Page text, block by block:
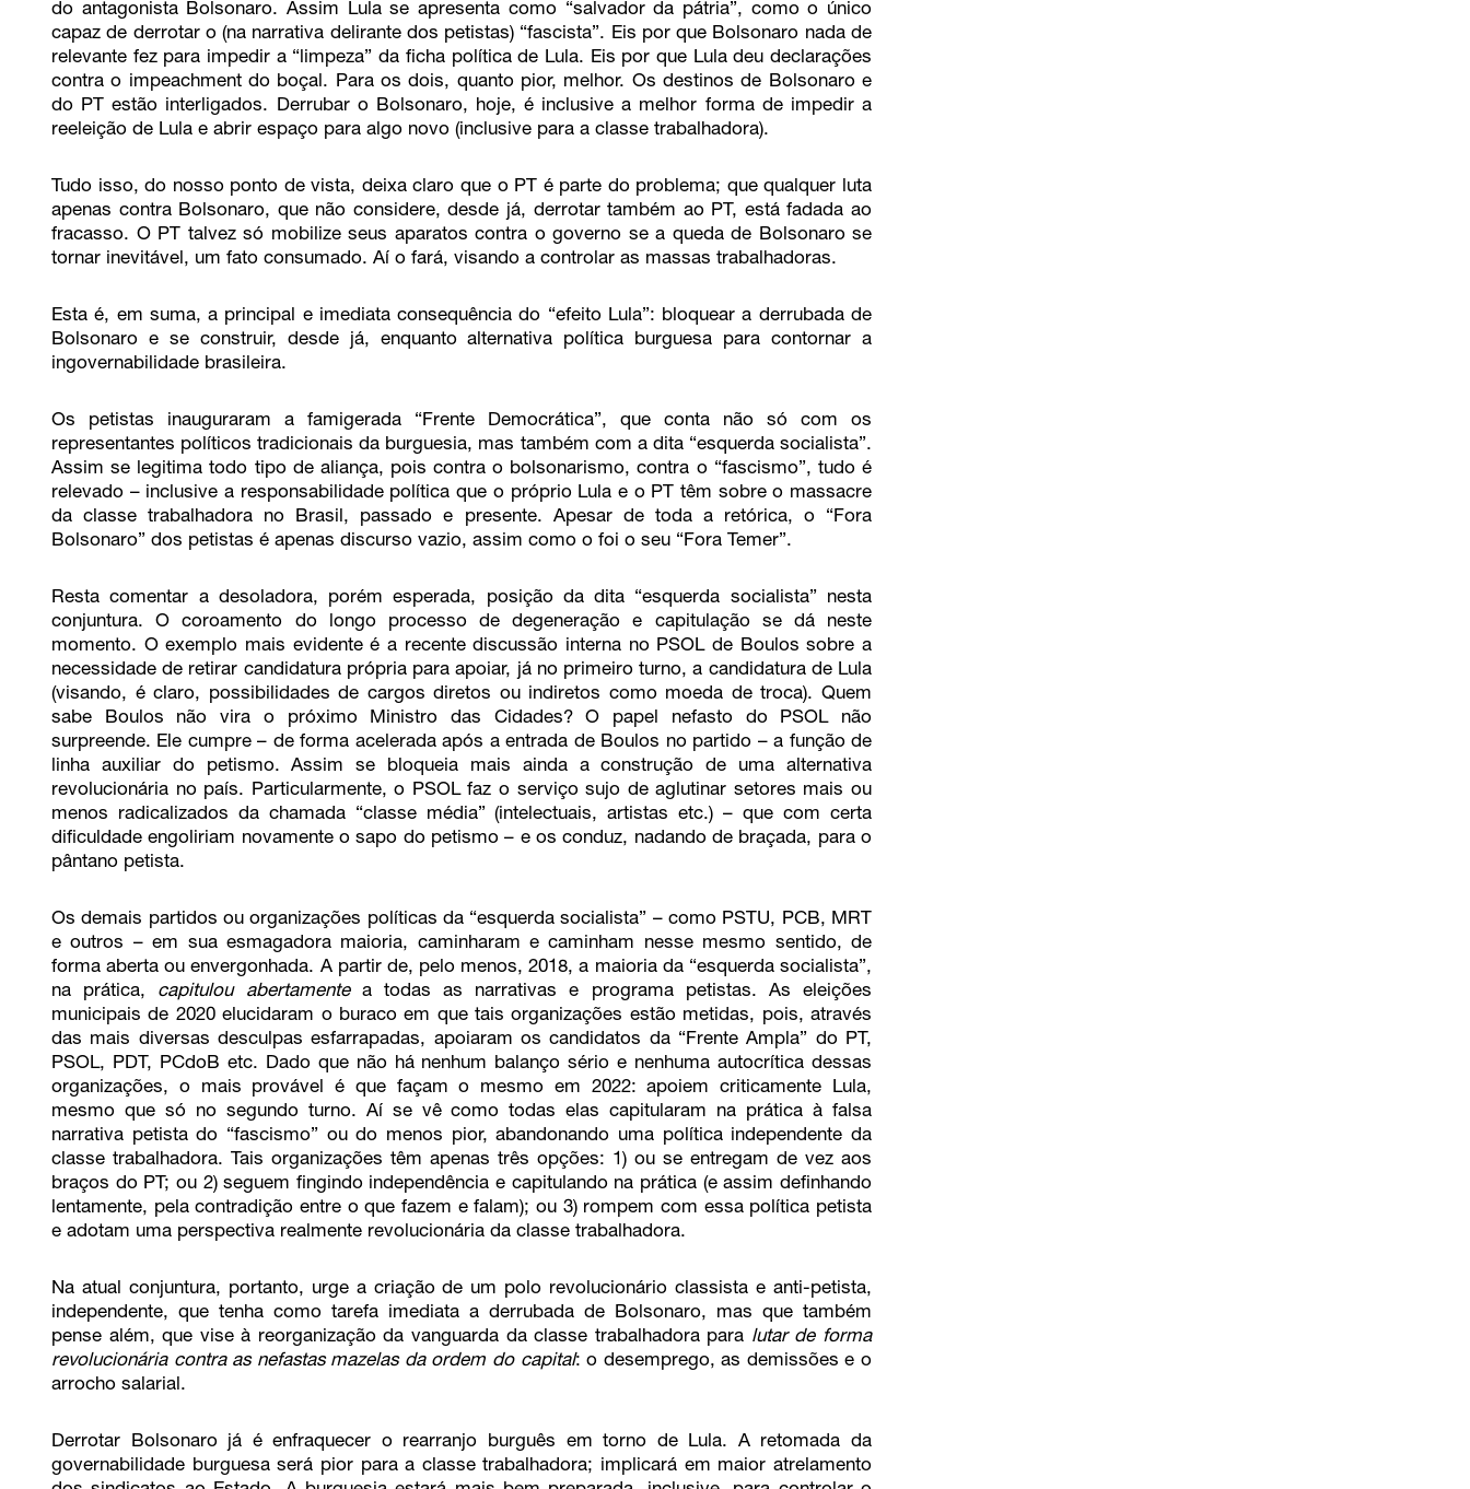
do antagonista Bolsonaro. Assim Lula se apresenta como “salvador da pátria”, como o único
capaz de derrotar o (na narrativa delirante dos petistas) “fascista”. Eis por que Bolsonaro nada de
relevante fez para impedir a “limpeza” da ficha política de Lula. Eis por que Lula deu declarações
contra o impeachment do boçal. Para os dois, quanto pior, melhor. Os destinos de Bolsonaro e
do PT estão interligados. Derrubar o Bolsonaro, hoje, é inclusive a melhor forma de impedir a
reeleição de Lula e abrir espaço para algo novo (inclusive para a classe trabalhadora).
Tudo isso, do nosso ponto de vista, deixa claro que o PT é parte do problema; que qualquer luta
apenas contra Bolsonaro, que não considere, desde já, derrotar também ao PT, está fadada ao
fracasso. O PT talvez só mobilize seus aparatos contra o governo se a queda de Bolsonaro se
tornar inevitável, um fato consumado. Aí o fará, visando a controlar as massas trabalhadoras.
Esta é, em suma, a principal e imediata consequência do “efeito Lula”: bloquear a derrubada de
Bolsonaro e se construir, desde já, enquanto alternativa política burguesa para contornar a
ingovernabilidade brasileira.
Os petistas inauguraram a famigerada “Frente Democrática”, que conta não só com os
representantes políticos tradicionais da burguesia, mas também com a dita “esquerda socialista”.
Assim se legitima todo tipo de aliança, pois contra o bolsonarismo, contra o “fascismo”, tudo é
relevado – inclusive a responsabilidade política que o próprio Lula e o PT têm sobre o massacre
da classe trabalhadora no Brasil, passado e presente. Apesar de toda a retórica, o “Fora
Bolsonaro” dos petistas é apenas discurso vazio, assim como o foi o seu “Fora Temer”.
Resta comentar a desoladora, porém esperada, posição da dita “esquerda socialista” nesta
conjuntura. O coroamento do longo processo de degeneração e capitulação se dá neste
momento. O exemplo mais evidente é a recente discussão interna no PSOL de Boulos sobre a
necessidade de retirar candidatura própria para apoiar, já no primeiro turno, a candidatura de Lula
(visando, é claro, possibilidades de cargos diretos ou indiretos como moeda de troca). Quem
sabe Boulos não vira o próximo Ministro das Cidades? O papel nefasto do PSOL não
surpreende. Ele cumpre – de forma acelerada após a entrada de Boulos no partido – a função de
linha auxiliar do petismo. Assim se bloqueia mais ainda a construção de uma alternativa
revolucionária no país. Particularmente, o PSOL faz o serviço sujo de aglutinar setores mais ou
menos radicalizados da chamada “classe média” (intelectuais, artistas etc.) – que com certa
dificuldade engoliriam novamente o sapo do petismo – e os conduz, nadando de braçada, para o
pântano petista.
Os demais partidos ou organizações políticas da “esquerda socialista” – como PSTU, PCB, MRT
e outros – em sua esmagadora maioria, caminharam e caminham nesse mesmo sentido, de
forma aberta ou envergonhada. A partir de, pelo menos, 2018, a maioria da “esquerda socialista”,
na prática, capitulou abertamentea todas as narrativas e programa petistas. As eleições
municipais de 2020 elucidaram o buraco em que tais organizações estão metidas, pois, através
das mais diversas desculpas esfarrapadas, apoiaram os candidatos da “Frente Ampla” do PT,
PSOL, PDT, PCdoB etc. Dado que não há nenhum balanço sério e nenhuma autocrítica dessas
organizações, o mais provável é que façam o mesmo em 2022: apoiem criticamente Lula,
mesmo que só no segundo turno. Aí se vê como todas elas capitularam na prática à falsa
narrativa petista do “fascismo” ou do menos pior, abandonando uma política independente da
classe trabalhadora. Tais organizações têm apenas três opções: 1) ou se entregam de vez aos
braços do PT; ou 2) seguem fingindo independência e capitulando na prática (e assim definhando
lentamente, pela contradição entre o que fazem e falam); ou 3) rompem com essa política petista
e adotam uma perspectiva realmente revolucionária da classe trabalhadora.
Na atual conjuntura, portanto, urge a criação de um polo revolucionário classista e anti-petista,
independente, que tenha como tarefa imediata a derrubada de Bolsonaro, mas que também
pense além, que vise à reorganização da vanguarda da classe trabalhadora para lutar de forma
revolucionária contra as nefastas mazelas da ordem do capital: o desemprego, as demissões e o
arrocho salarial.
Derrotar Bolsonaro já é enfraquecer o rearranjo burguês em torno de Lula. A retomada da
governabilidade burguesa será pior para a classe trabalhadora; implicará em maior atrelamento